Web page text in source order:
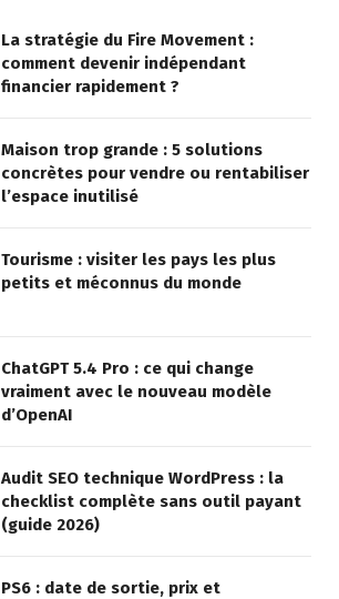
La stratégie du Fire Movement :
comment devenir indépendant
financier rapidement ?
Maison trop grande : 5 solutions
concrètes pour vendre ou rentabiliser
l’espace inutilisé
Tourisme : visiter les pays les plus
petits et méconnus du monde
ChatGPT 5.4 Pro : ce qui change
vraiment avec le nouveau modèle
d’OpenAI
Audit SEO technique WordPress : la
checklist complète sans outil payant
(guide 2026)
PS6 : date de sortie, prix et